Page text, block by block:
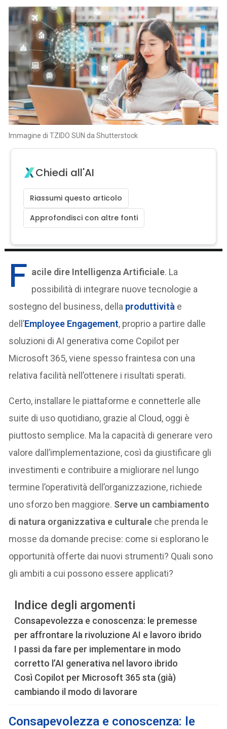
Immagine di TZIDO SUN da Shutterstock
Chiedi all'AI
Riassumi questo articolo
Approfondisci con altre fonti
F acile dire Intelligenza Artificiale. La
possibilità di integrare nuove tecnologie a
sostegno del business, della produttività e
dell’Employee Engagement, proprio a partire dalle
soluzioni di AI generativa come Copilot per
Microsoft 365, viene spesso fraintesa con una
relativa facilità nell’ottenere i risultati sperati.
Certo, installare le piattaforme e connetterle alle
suite di uso quotidiano, grazie al Cloud, oggi è
piuttosto semplice. Ma la capacità di generare vero
valore dall’implementazione, così da giustificare gli
investimenti e contribuire a migliorare nel lungo
termine l’operatività dell’organizzazione, richiede
uno sforzo ben maggiore. Serve un cambiamento
di natura organizzativa e culturale che prenda le
mosse da domande precise: come si esplorano le
opportunità offerte dai nuovi strumenti? Quali sono
gli ambiti a cui possono essere applicati?
Indice degli argomenti
Consapevolezza e conoscenza: le premesse
per affrontare la rivoluzione AI e lavoro ibrido
I passi da fare per implementare in modo
corretto l’AI generativa nel lavoro ibrido
Così Copilot per Microsoft 365 sta (già)
cambiando il modo di lavorare
Consapevolezza e conoscenza: le